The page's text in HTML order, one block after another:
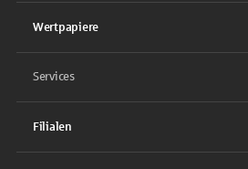
Wertpapiere
Services
Filialen